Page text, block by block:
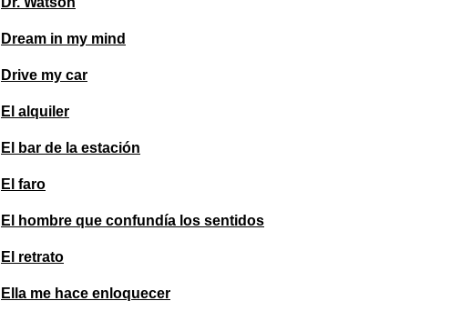
Dream in my mind
Drive my car
El alquiler
El bar de la estación
El faro
El hombre que confundía los sentidos
El retrato
Ella me hace enloquecer